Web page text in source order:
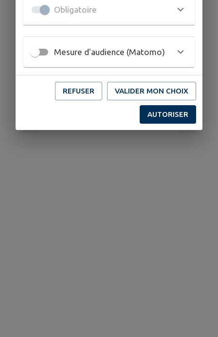
me consulter pour d'autres besoins spécifiques)
COORDONNÉES
17 Rue Raymond Sabourdy 33480 AVENSAN
ac.secindep@gmail.com
Obligatoire
Mesure d'audience (Matomo)
REFUSER VALIDER MON CHOIX
AUTORISER